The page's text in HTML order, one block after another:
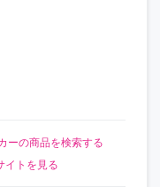
ーの商品を検索する
イトを見る